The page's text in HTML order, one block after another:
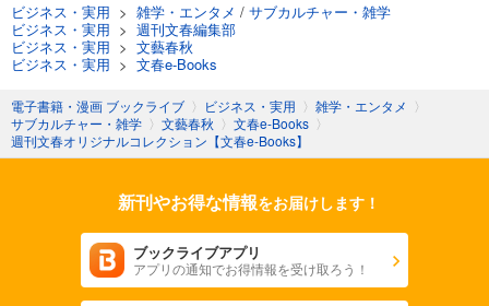
ビジネス・実用 > 雑学・エンタメ / サブカルチャー・雑学
ビジネス・実用 > 週刊文春編集部
ビジネス・実用 > 文藝春秋
ビジネス・実用 > 文春e-Books
電子書籍・漫画 ブックライブ 〉 ビジネス・実用 〉 雑学・エンタメ 〉
サブカルチャー・雑学 〉 文藝春秋 〉 文春e-Books 〉
週刊文春オリジナルコレクション【文春e-Books】
新刊やお得な情報をお届けします！
ブックライブアプリ
アプリの通知でお得情報を受け取ろう！